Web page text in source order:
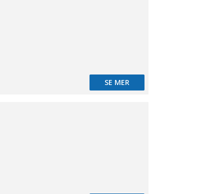
SE MER